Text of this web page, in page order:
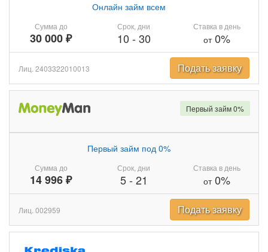
Сумма до
30 000 ₽
Онлайн займ всем
Срок, дни
10 - 30
Ставка в день
от0%
Лиц. 2403322010013 Подать заявку
Сумма до
14 996 ₽
Первый займ под 0%
Срок, дни
5- 21
Ставка в день
от0%
Первый займ 0%
Лиц. 002959 Подать заявку